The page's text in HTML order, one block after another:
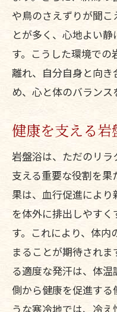
や鳥のさえずりが聞
とが多く、心地よい
す。こうした環境で
離れ、自分自身と向
め、心と体のバランス
健康を支える岩
岩盤浴は、ただのリ
支える重要な役割を
果は、血行促進によ
を体外に排出しやす
す。これにより、体
まることが期待され
る適度な発汗は、体
側から健康を促進する
うな寒冷地では、冷